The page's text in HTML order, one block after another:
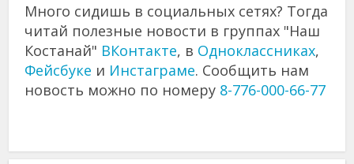
Много сидишь в социальных сетях? Тогда
читай полезные новости в группах "Наш
Костанай" ВКонтакте, в Одноклассниках,
Фейсбуке и Инстаграме. Сообщить нам
новость можно по номеру 8-776-000-66-77